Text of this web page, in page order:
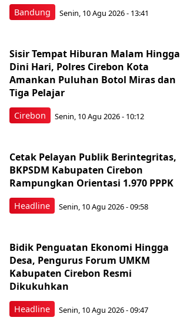
Bandung Senin, 10 Agu 2026 - 13:41
Cirebon
Sisir Tempat Hiburan Malam Hingga
Dini Hari, Polres Cirebon Kota
Amankan Puluhan Botol Miras dan
Tiga Pelajar
Senin, 10 Agu 2026 - 10:12
Headline
Cetak Pelayan Publik Berintegritas,
BKPSDM Kabupaten Cirebon
Rampungkan Orientasi 1.970 PPPK
Senin, 10 Agu 2026 - 09:58
Headline
Bidik Penguatan Ekonomi Hingga
Desa, Pengurus Forum UMKM
Kabupaten Cirebon Resmi
Dikukuhkan
Senin, 10 Agu 2026 - 09:47